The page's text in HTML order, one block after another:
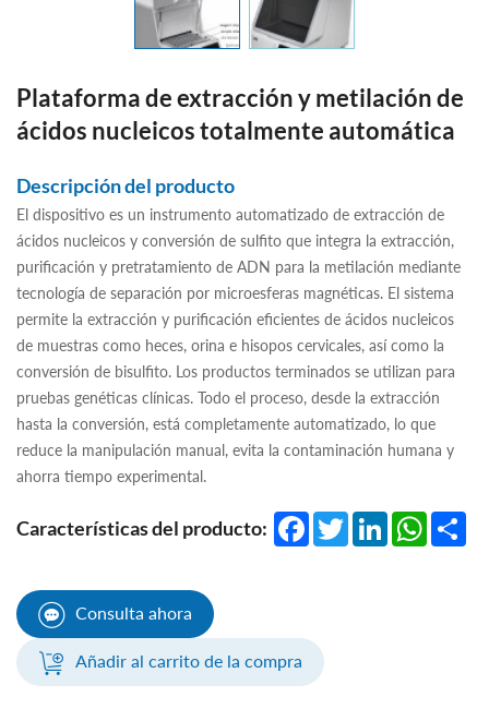
Plataforma de extracción y metilación de
ácidos nucleicos totalmente automática
Descripción del producto
El dispositivo es un instrumento automatizado de extracción de
ácidos nucleicos y conversión de sulfito que integra la extracción,
purificación y pretratamiento de ADN para la metilación mediante
tecnología de separación por microesferas magnéticas. El sistema
permite la extracción y purificación eficientes de ácidos nucleicos
de muestras como heces, orina e hisopos cervicales, así como la
conversión de bisulfito. Los productos terminados se utilizan para
pruebas genéticas clínicas. Todo el proceso, desde la extracción
hasta la conversión, está completamente automatizado, lo que
reduce la manipulación manual, evita la contaminación humana y
ahorra tiempo experimental.
Características del producto: FacebookTwitterLinkedIn
Consulta ahora
Añadir al carrito de la compra